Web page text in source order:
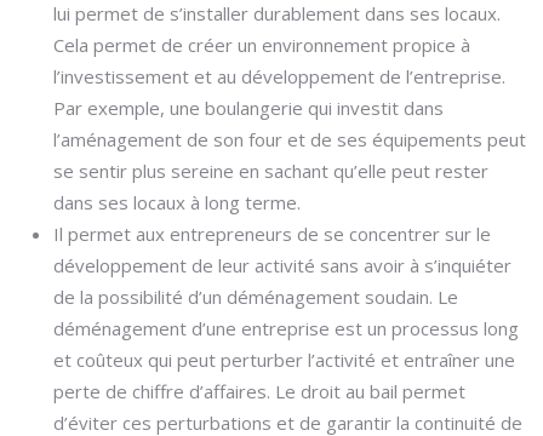
lui permet de s’installer durablement dans ses locaux.
Cela permet de créer un environnement propice à
l’investissement et au développement de l’entreprise.
Par exemple, une boulangerie qui investit dans
l’aménagement de son four et de ses équipements peut
se sentir plus sereine en sachant qu’elle peut rester
dans ses locaux à long terme.
Il permet aux entrepreneurs de se concentrer sur le
développement de leur activité sans avoir à s’inquiéter
de la possibilité d’un déménagement soudain. Le
déménagement d’une entreprise est un processus long
et coûteux qui peut perturber l’activité et entraîner une
perte de chiffre d’affaires. Le droit au bail permet
d’éviter ces perturbations et de garantir la continuité de